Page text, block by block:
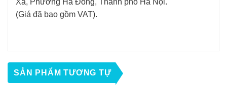
(Giá đã bao gồm VAT).
SẢN PHẨM TƯƠNG TỰ